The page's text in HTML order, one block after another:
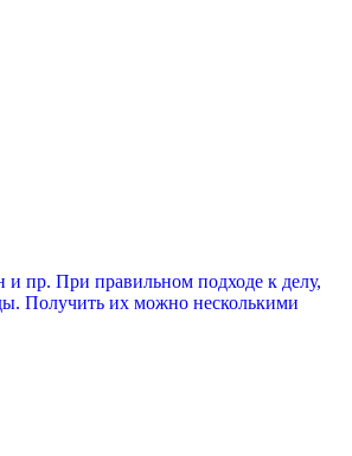
и пр. При правильном подходе к делу,
Получить их можно несколькими